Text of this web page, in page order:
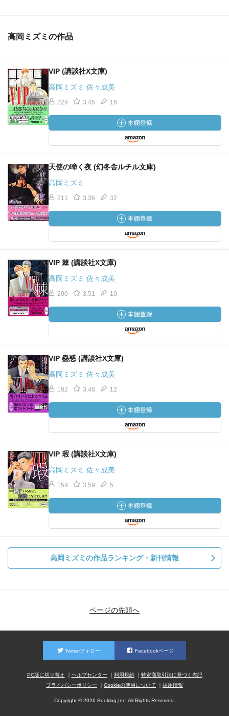
高岡ミズミの作品
VIP (講談社X文庫)
高岡ミズミ 佐々成美
229 3.45 16
天使の啼く夜 (幻冬舎ルチル文庫)
高岡ミズミ
211 3.36 32
VIP 棘 (講談社X文庫)
高岡ミズミ 佐々成美
200 3.51 10
VIP 蠱惑 (講談社X文庫)
高岡ミズミ 佐々成美
182 3.48 12
VIP 瑕 (講談社X文庫)
高岡ミズミ 佐々成美
159 3.59 5
高岡ミズミの作品ランキング・新刊情報
ページの先頭へ
Twitterフォロー Facebookページ
PC版に切り替え ヘルプセンター 利用規約
特定商取引法に基づく表記
プライバシーポリシー
Cookieの使用について 採用情報
Copyright © 2026 Booklog,Inc. All Rights Reserved.